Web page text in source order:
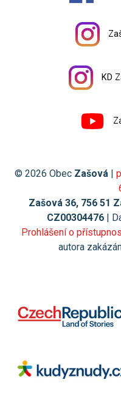
KD
© 2026 Obec Zašová |
Zašová 36, 756 51
CZ00304476 |
Prohlášení o
autora